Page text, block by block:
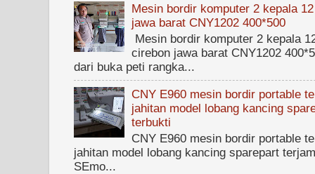
Mesin bordir komputer 2 kepala
jawa barat CNY1202 400*500
Mesin bordir komputer 2 kepala
cirebon jawa barat CNY1202
dari buka peti rangka...
CNY E960 mesin bordir portable
jahitan model lobang kancing
terbukti
CNY E960 mesin bordir portable
jahitan model lobang kancing sparepart
SEmo...